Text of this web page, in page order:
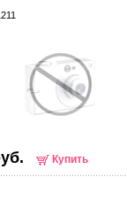
Купить